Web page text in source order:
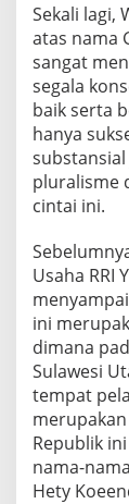
Sekali lagi,
atas nama
sangat
segala
baik serta
hanya
pluralisme
cintai ini.
Usaha RRI
ini
dimana
Sulawesi
tempat
Republik
nama-
Hety